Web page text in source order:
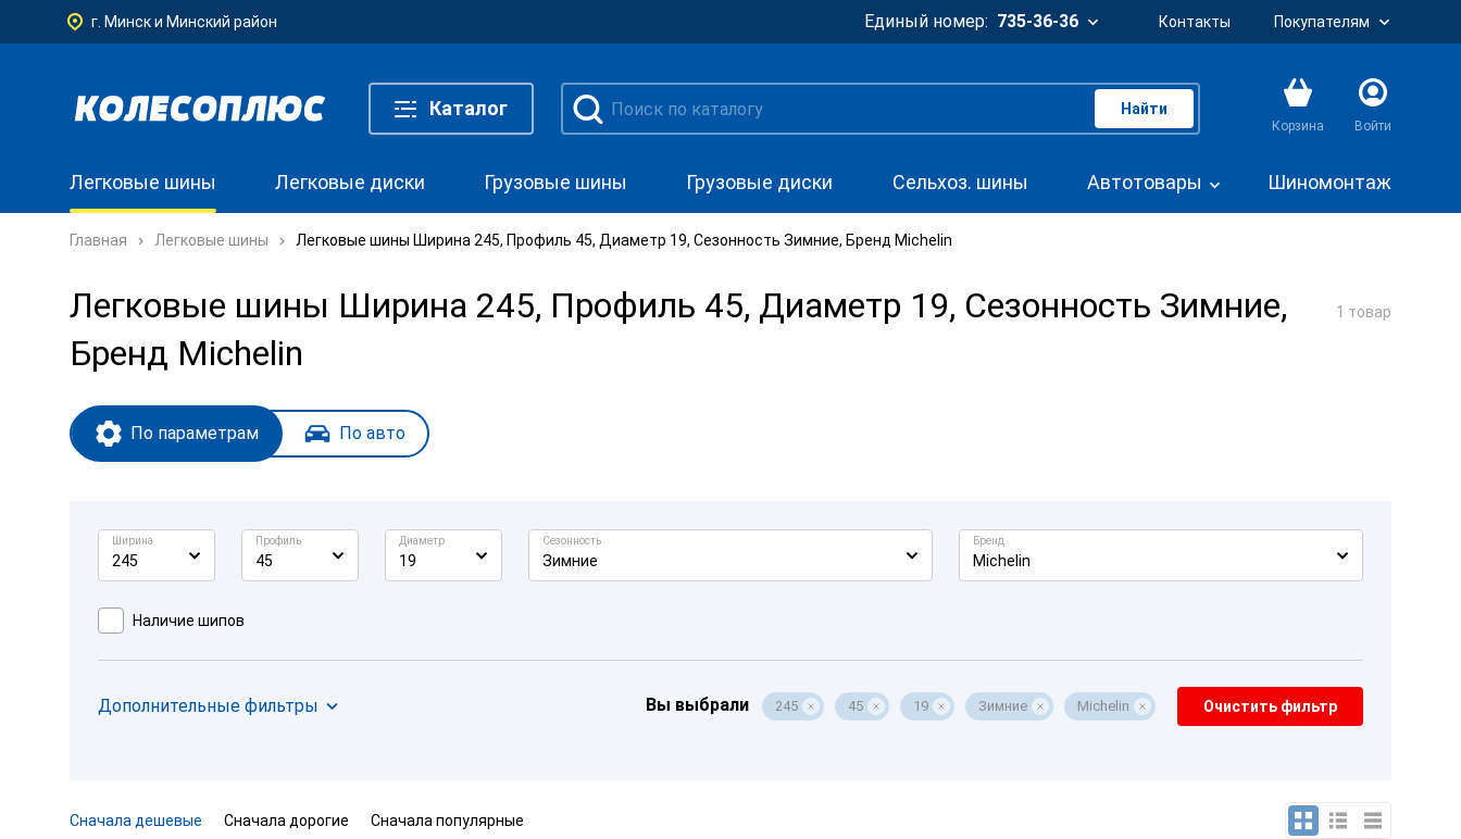
г. Минск и Минский район Единый номер: 735-36-36 Контакты Покупателям
Каталог Найти
Корзина Войти
Легковые шины Легковые диски Грузовые шины Грузовые диски Сельхоз. шины Автотовары Шиномонтаж
Главная Легковые шины Легковые шины Ширина 245, Профиль 45, Диаметр 19, Сезонность Зимние, Бренд Michelin
Легковые шины Ширина 245, Профиль 45, Диаметр 19, Сезонность Зимние,
Бренд Michelin
1 товар
По параметрам По авто
Ширина
245
Профиль
45
Диаметр
19
Сезонность
Зимние
Бренд
Michelin
Наличие шипов
Дополнительные фильтры Вы выбрали 245 45 19 Зимние Michelin Очистить фильтр
Сначала дешевые Сначала дорогие Сначала популярные